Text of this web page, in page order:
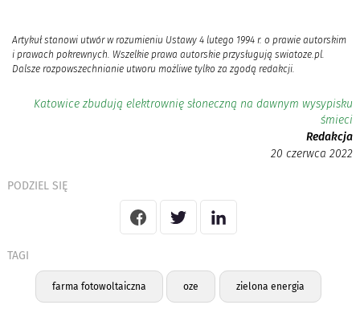
Artykuł stanowi utwór w rozumieniu Ustawy 4 lutego 1994 r. o prawie autorskim
i prawach pokrewnych. Wszelkie prawa autorskie przysługują swiatoze.pl.
Dalsze rozpowszechnianie utworu możliwe tylko za zgodą redakcji.
Katowice zbudują elektrownię słoneczną na dawnym wysypisku
śmieci
Redakcja
20 czerwca 2022
PODZIEL SIĘ
TAGI
farma fotowoltaiczna oze zielona energia